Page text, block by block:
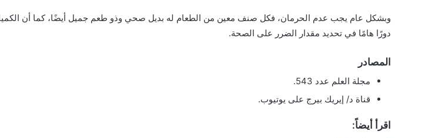
وبشكل عام يجب عدم الحرمان، فكل صنف معين من الطعام له بديل صحي وذو طعم جميل أيضًا، كما أن
دورًا هامًا في تحديد مقدار الضرر على الصحة.
المصادر
مجلة العلم عدد 543.
قناة د/ إيريك بيرج على يوتيوب.
اقرأ أيضاً: